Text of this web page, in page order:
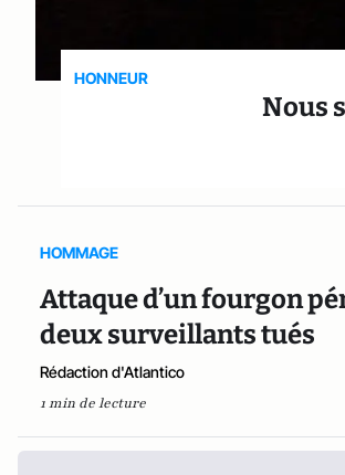
HONNEUR
Nous
HOMMAGE
Attaque d’un fourgon
deux surveillants tués
Rédaction d'Atlantico
1 min de lecture